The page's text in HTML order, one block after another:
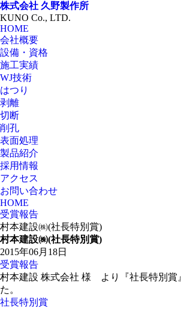
株式会社 久野製作所
KUNO Co., LTD.
HOME
会社概要
設備・資格
施工実績
WJ技術
はつり
剥離
切断
削孔
表面処理
製品紹介
採用情報
アクセス
お問い合わせ
HOME
受賞報告
村本建設㈱(社長特別賞)
村本建設㈱(社長特別賞)
2015年06月18日
受賞報告
村本建設 株式会社 様 より『社長特別賞
た。
社長特別賞